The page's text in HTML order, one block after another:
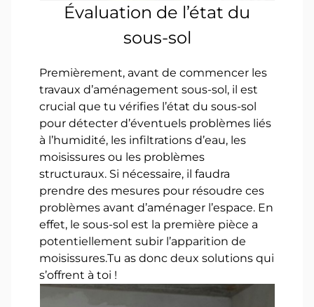
Évaluation de l’état du
sous-sol
Premièrement, avant de commencer les
travaux d’aménagement sous-sol, il est
crucial que tu vérifies l’état du sous-sol
pour détecter d’éventuels problèmes liés
à l’humidité, les infiltrations d’eau, les
moisissures ou les problèmes
structuraux. Si nécessaire, il faudra
prendre des mesures pour résoudre ces
problèmes avant d’aménager l’espace. En
effet, le sous-sol est la première pièce a
potentiellement subir l’apparition de
moisissures.Tu as donc deux solutions qui
s’offrent à toi !